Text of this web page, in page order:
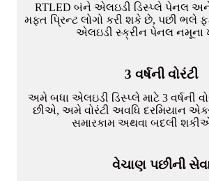
RTLED બંને એલઇડી ડિસ્પ્લે પેનલ
મફત પ્રિન્ટ લોગો કરી શકે છે, પછી ભલે
એલઇડી સ્ક્રીન પેનલ નમૂના
3 વર્ષની વોરંટી
અમે બધા એલઇડી ડિસ્પ્લે માટે 3 વર્ષની
છીએ, અમે વોરંટી અવધિ દરમિયાન
સમારકામ અથવા બદલી
વેચાણ પછીની